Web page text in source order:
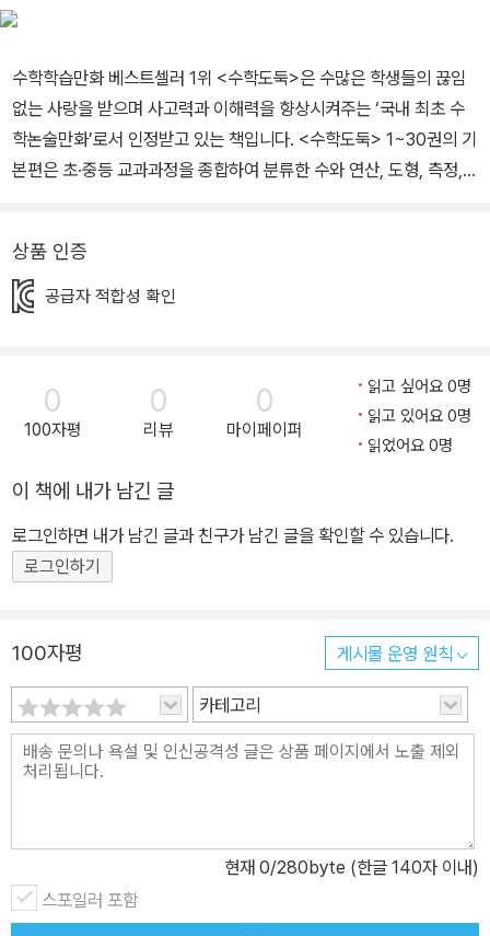
를 집필했습니다.
수학학습만화 베스트셀러 1위 <수학도둑>은 수많은 학생들의 끊임
없는 사랑을 받으며 사고력과 이해력을 향상시켜주는 ‘국내 최초 수
학논술만화’로서 인정받고 있는 책입니다. <수학도둑> 1~30권의 기
본편은 초·중등 교과과정을 종합하여 분류한 수와 연산, 도형, 측정,
도둑> 31~45권의 심화편은 실생활 속에 숨겨진 수학 개념 및 원리
와 수학의 역사 속에 나타났던 심화된 내용으로 구성되었습니다. 또
의 창의편은 창의사고력을 강화시키고 수리논술의 기반을 튼튼히 하
는 내용이 주축을 이룹니다. 이를 통해 수리논술의 기반을 튼튼하게
다지고, 비판적 사고를 포함한 의사소통력이 월등히 향상될 수 있습
니다. 그리고 61권부터 시작되는 <수학도둑> 종합편에서는 이제까
지 수학도둑 기본편, 심화편, 창의편을 아울러 개념ㆍ원리ㆍ법칙ㆍ해
법을 명확히 종합 정리하는 주제들과 수학지도로 구성하였습니다. 이
를 통해 영역별 ㆍ학년별로 종합 정리할 수 있습니다. 부록으로 드리
학적 계산을 이용하여 위기를 탈출하고, 사건을 해결하는 이야기를
통해 수학에 흥미를 느끼고 논리적인 깨달음을 얻게 됩니다. 2. 창의
력과 수리논술 실력이 쑥쑥 자라는 창의력 UP 수학교실 기본편, 심
화편, 창의편을 아울러 개념ㆍ원리ㆍ법칙ㆍ해법을 명확히 종합 정리
하는 주제들과 수학 지도로 구성하였습니다. 3. 즐거움이 두 배! 독자
<내가 수학 문제왕!> 코너 선정자 발표 ③ <수학도둑> 재미 앙케이
준별 문제 및 풀이와 본문 수학 퀴즈의 정답 및 해설을 통해 실력을 테
상품 인증
공급자 적합성 확인
0
100자평
0
리뷰
0
마이페이퍼
읽고 싶어요 0명
읽고 있어요 0명
읽었어요 0명
이 책에 내가 남긴 글
로그인하면 내가 남긴 글과 친구가 남긴 글을 확인할 수 있습니다.
로그인하기
100자평 게시물 운영 원칙
카테고리
현재 0/280byte (한글 140자 이내)
스포일러 포함